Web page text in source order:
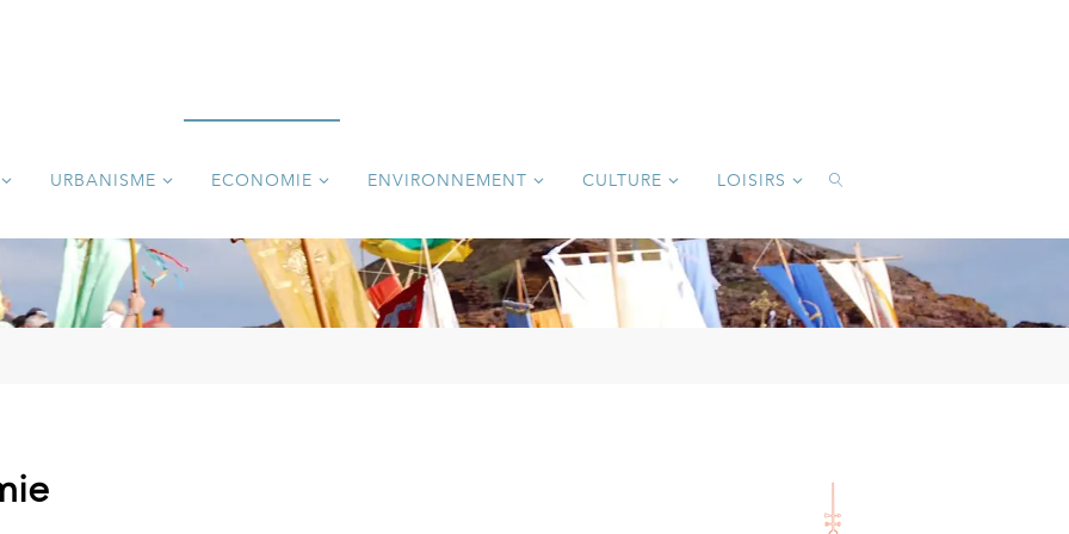
URBANISME ECONOMIE ENVIRONNEMENT CULTURE LOISIRS
SEARCH